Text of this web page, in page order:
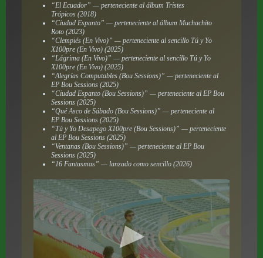
“El Ecuador” — perteneciente al álbum Tristes
Trópicos(2018)
“Ciudad Espanto” — perteneciente al álbum Muchachito
Roto(2023)
“Clempiés (En Vivo)” — perteneciente al sencillo Tú y Yo
X100pre (En Vivo)(2025)
“Lágrima (En Vivo)” — perteneciente al sencillo Tú y Yo
X100pre (En Vivo)(2025)
“Alegrías Computables (Bou Sessions)” — perteneciente al
EP Bou Sessions(2025)
“Ciudad Espanto (Bou Sessions)” — perteneciente al EP Bou
Sessions(2025)
“Qué Asco de Sábado (Bou Sessions)” — perteneciente al
EP Bou Sessions(2025)
“Tú y Yo Desapego X100pre (Bou Sessions)” — perteneciente
al EP Bou Sessions(2025)
“Ventanas (Bou Sessions)” — perteneciente al EP Bou
Sessions(2025)
“16 Fantasmas” — lanzado como sencillo (2026)